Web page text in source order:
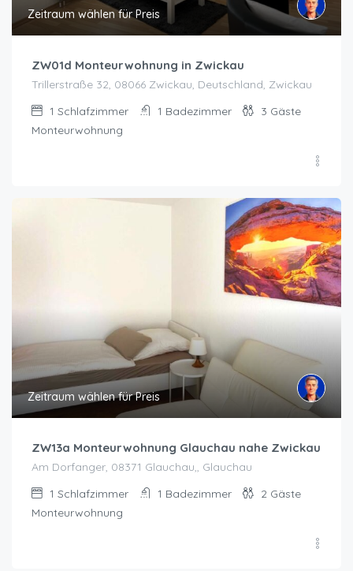
Zeitraum wählen für Preis
ZW01d Monteurwohnung in Zwickau
Trillerstraße 32, 08066 Zwickau, Deutschland, Zwickau
1 Schlafzimmer 1 Badezimmer 3 Gäste
Monteurwohnung
Zeitraum wählen für Preis
ZW13a Monteurwohnung Glauchau nahe Zwickau
Am Dorfanger, 08371 Glauchau,, Glauchau
1 Schlafzimmer 1 Badezimmer 2 Gäste
Monteurwohnung